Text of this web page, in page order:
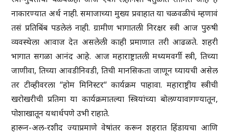
नाकारण्यात अर्थ नाही. समाजाच्या मुख्य प्रवाहात या चळवळीचं म्हणावं
तसं प्रतिबिंब पडलेलं नाही. ग्रामीण भागातली निरक्षर स्त्री आज पुरुषी
व्यवस्थेला आवाज देत असलेली काही प्रमाणात तरी आढळते. शहरी
भागात सगळा आनंद आहे. आज महाराष्ट्रातली मध्यमवर्गी स्त्री, तिच्या
जाणीवा, तिच्या आवडीनिवडी, तिची मानसिकता जाणून घ्यायची असेल
तर टीव्हीवरला “होम मिनिस्टर“ कार्यक्रम पाहावा. महाराष्ट्रीय स्त्रीची
खरोखरीची प्रतिमा या कार्यक्रमातल्या स्त्रियांच्या बोलण्यावागण्यातून,
पोशाखातून यथार्थपणे उभी राहाते.
हारून-अल-रशीद ज्याप्रमाणे वेषांतर करून शहरात हिंडायचा आणि